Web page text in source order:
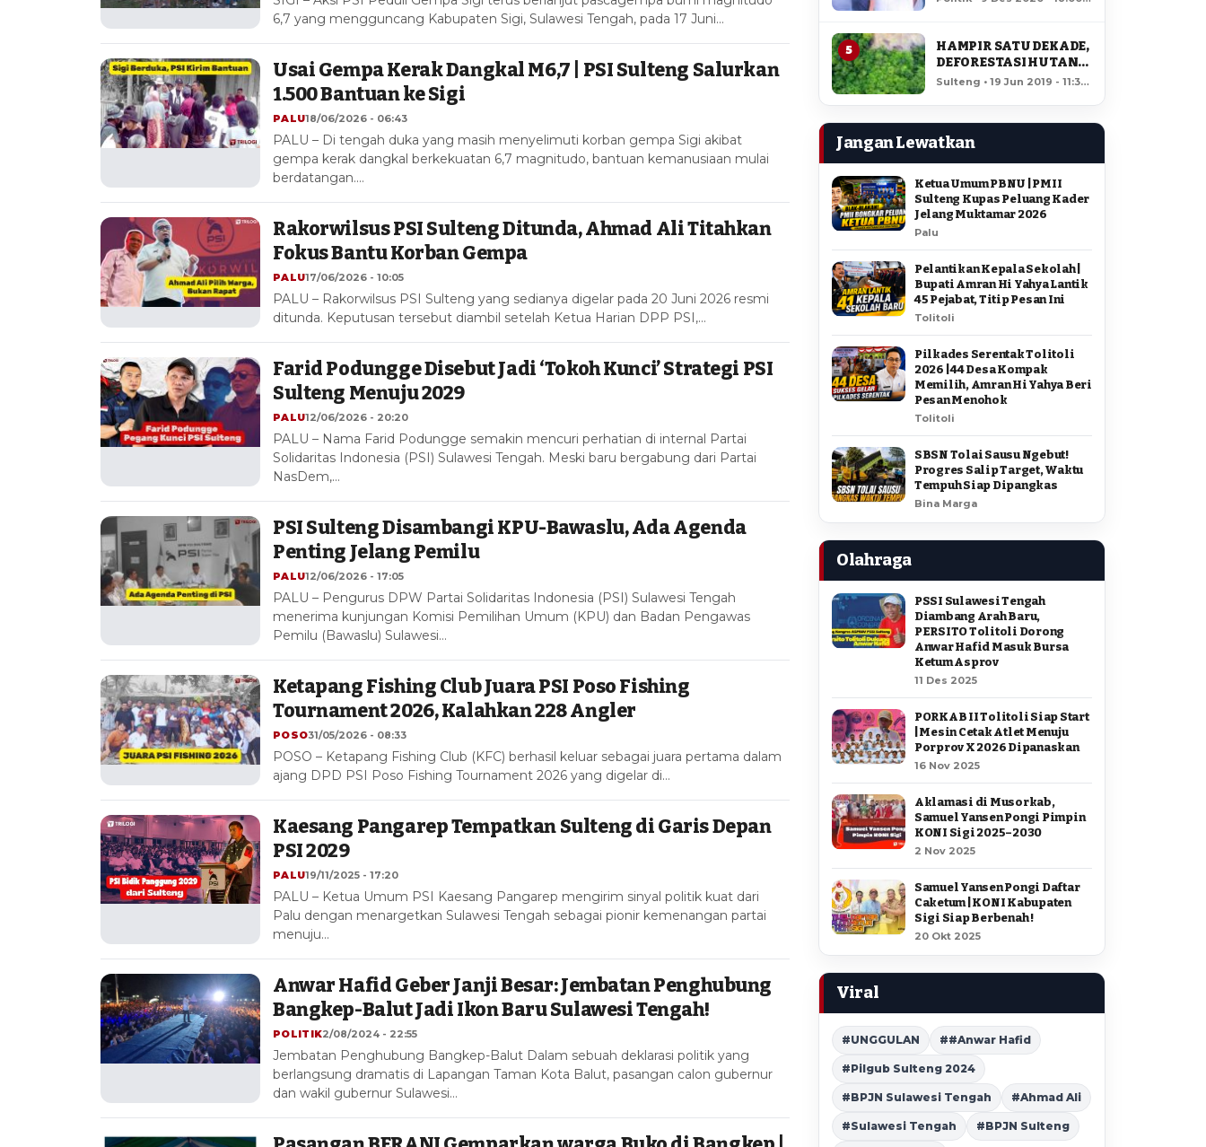
6,7 yang mengguncang Kabupaten Sigi, Sulawesi Tengah, pada 17 Juni…
Usai Gempa Kerak Dangkal M6,7 | PSI Sulteng Salurkan
1.500 Bantuan ke Sigi
PALU18/06/2026 - 06:43
PALU – Di tengah duka yang masih menyelimuti korban gempa Sigi akibat
gempa kerak dangkal berkekuatan 6,7 magnitudo, bantuan kemanusiaan mulai
berdatangan.…
Rakorwilsus PSI Sulteng Ditunda, Ahmad Ali Titahkan
Fokus Bantu Korban Gempa
PALU17/06/2026 - 10:05
PALU – Rakorwilsus PSI Sulteng yang sedianya digelar pada 20 Juni 2026 resmi
ditunda. Keputusan tersebut diambil setelah Ketua Harian DPP PSI,…
Farid Podungge Disebut Jadi ‘Tokoh Kunci’ Strategi PSI
Sulteng Menuju 2029
PALU12/06/2026 - 20:20
PALU – Nama Farid Podungge semakin mencuri perhatian di internal Partai
Solidaritas Indonesia (PSI) Sulawesi Tengah. Meski baru bergabung dari Partai
NasDem,…
PSI Sulteng Disambangi KPU-Bawaslu, Ada Agenda
Penting Jelang Pemilu
PALU12/06/2026 - 17:05
PALU – Pengurus DPW Partai Solidaritas Indonesia (PSI) Sulawesi Tengah
menerima kunjungan Komisi Pemilihan Umum (KPU) dan Badan Pengawas
Pemilu (Bawaslu) Sulawesi…
Ketapang Fishing Club Juara PSI Poso Fishing
Tournament 2026, Kalahkan 228 Angler
POSO31/05/2026 - 08:33
POSO – Ketapang Fishing Club (KFC) berhasil keluar sebagai juara pertama dalam
ajang DPD PSI Poso Fishing Tournament 2026 yang digelar di…
Kaesang Pangarep Tempatkan Sulteng di Garis Depan
PSI 2029
PALU19/11/2025 - 17:20
PALU – Ketua Umum PSI Kaesang Pangarep mengirim sinyal politik kuat dari
Palu dengan menargetkan Sulawesi Tengah sebagai pionir kemenangan partai
menuju…
Anwar Hafid Geber Janji Besar: Jembatan Penghubung
Bangkep-Balut Jadi Ikon Baru Sulawesi Tengah!
POLITIK2/08/2024 - 22:55
Jembatan Penghubung Bangkep-Balut Dalam sebuah deklarasi politik yang
berlangsung dramatis di Lapangan Taman Kota Balut, pasangan calon gubernur
dan wakil gubernur Sulawesi…
5
HAMPIR SATU DEKADE,
DEFORESTASI HUTAN
LORE LINDU MENCAPAI
Sulteng • 19 Jun 2019 - 11:34
Jangan Lewatkan
Ketua Umum PBNU | PMII
Sulteng Kupas Peluang Kader
Jelang Muktamar 2026
Palu
Pelantikan Kepala Sekolah |
Bupati Amran Hi Yahya Lantik
45 Pejabat, Titip Pesan Ini
Tolitoli
Pilkades Serentak Tolitoli
2026 | 44 Desa Kompak
Memilih, Amran Hi Yahya Beri
Pesan Menohok
Tolitoli
SBSN Tolai Sausu Ngebut!
Progres Salip Target, Waktu
Tempuh Siap Dipangkas
Bina Marga
Olahraga
PSSI Sulawesi Tengah
Diambang Arah Baru,
PERSITO Tolitoli Dorong
Anwar Hafid Masuk Bursa
Ketum Asprov
11 Des 2025
PORKAB II Tolitoli Siap Start
| Mesin Cetak Atlet Menuju
Porprov X 2026 Dipanaskan
16 Nov 2025
Aklamasi di Musorkab,
Samuel Yansen Pongi Pimpin
KONI Sigi 2025–2030
2 Nov 2025
Samuel Yansen Pongi Daftar
Caketum | KONI Kabupaten
Sigi Siap Berbenah !
20 Okt 2025
Viral
#UNGGULAN ##Anwar Hafid
#Pilgub Sulteng 2024
#BPJN Sulawesi Tengah #Ahmad Ali
#Sulawesi Tengah #BPJN Sulteng